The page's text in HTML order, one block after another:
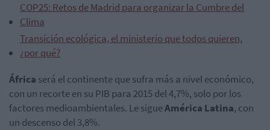
COP25: Retos de Madrid para organizar la Cumbre del
Clima
Transición ecológica, el ministerio que todos quieren,
¿por qué?
África será el continente que sufra más a nivel económico,
con un recorte en su PIB para 2015 del 4,7%, solo por los
factores medioambientales. Le sigueAmérica Latina, con
un descenso del 3,8%.